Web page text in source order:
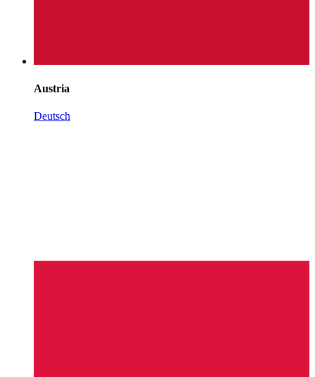
Austria
Deutsch